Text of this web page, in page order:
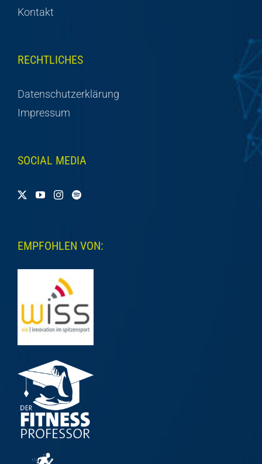
Kontakt
RECHTLICHES
Datenschutzerklärung
Impressum
SOCIAL MEDIA
EMPFOHLEN VON: